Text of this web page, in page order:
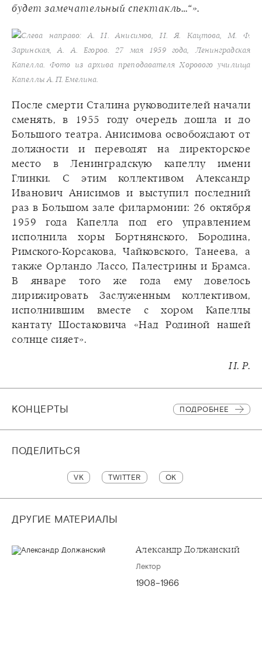
будет замечательный спектакль…“».
Слева направо: А. И. Анисимов, И. Я. Кацтова, М. Ф.
Заринская, А. А. Егоров. 27 мая 1959 года, Ленинградская
Капелла. Фото из архива преподавателя Хорового училища
Капеллы А. П. Емелина.
После смерти Сталина руководителей начали
сменять, в 1955 году очередь дошла и до
Большого театра. Анисимова освобождают от
должности и переводят на директорское
место в Ленинградскую капеллу имени
Глинки. С этим коллективом Александр
Иванович Анисимов и выступил последний
раз в Большом зале филармонии: 26 октября
1959 года Капелла под его управлением
исполнила хоры Бортнянского, Бородина,
Римского-Корсакова, Чайковского, Танеева, а
также Орландо Лассо, Палестрины и Брамса.
В январе того же года ему довелось
дирижировать Заслуженным коллективом,
исполнившим вместе с хором Капеллы
кантату Шостаковича «Над Родиной нашей
солнце сияет».
И. Р.
КОНЦЕРТЫ ПОДРОБНЕЕ
ПОДЕЛИТЬСЯ
VK TWITTER OK
ДРУГИЕ МАТЕРИАЛЫ
Александр Должанский
Лектор
1908–1966